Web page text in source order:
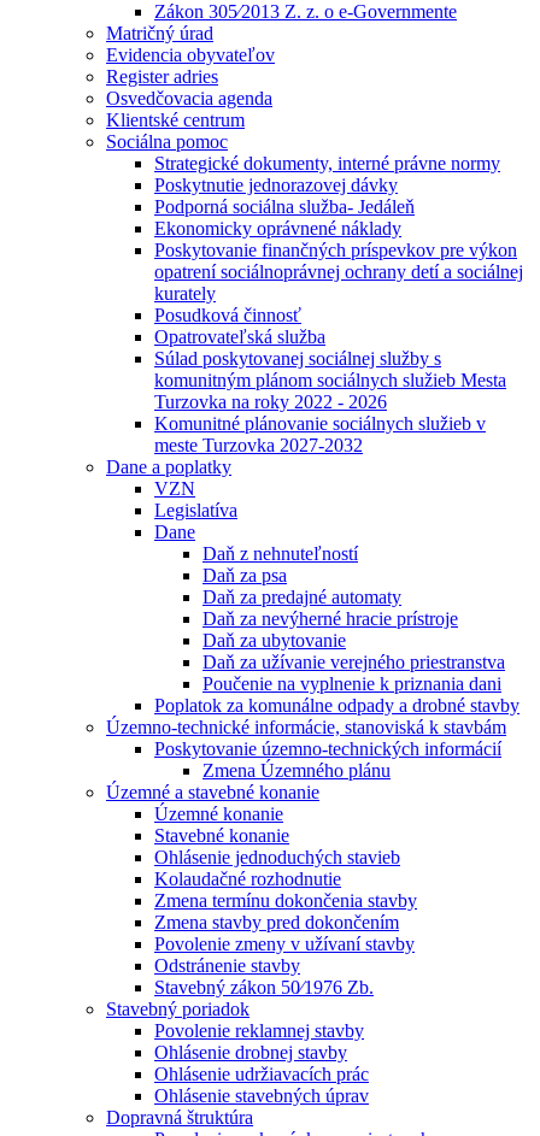
Zákon 305⁄2013 Z. z. o e-Governmente
Matričný úrad
Evidencia obyvateľov
Register adries
Osvedčovacia agenda
Klientské centrum
Sociálna pomoc
Strategické dokumenty, interné právne normy
Poskytnutie jednorazovej dávky
Podporná sociálna služba- Jedáleň
Ekonomicky oprávnené náklady
Poskytovanie finančných príspevkov pre výkon
opatrení sociálnoprávnej ochrany detí a sociálnej
kurately
Posudková činnosť
Opatrovateľská služba
Súlad poskytovanej sociálnej služby s
komunitným plánom sociálnych služieb Mesta
Turzovka na roky 2022 - 2026
Komunitné plánovanie sociálnych služieb v
meste Turzovka 2027-2032
Dane a poplatky
VZN
Legislatíva
Dane
Daň z nehnuteľností
Daň za psa
Daň za predajné automaty
Daň za nevýherné hracie prístroje
Daň za ubytovanie
Daň za užívanie verejného priestranstva
Poučenie na vyplnenie k priznania dani
Poplatok za komunálne odpady a drobné stavby
Územno-technické informácie, stanoviská k stavbám
Poskytovanie územno-technických informácií
Zmena Územného plánu
Územné a stavebné konanie
Územné konanie
Stavebné konanie
Ohlásenie jednoduchých stavieb
Kolaudačné rozhodnutie
Zmena termínu dokončenia stavby
Zmena stavby pred dokončením
Povolenie zmeny v užívaní stavby
Odstránenie stavby
Stavebný zákon 50⁄1976 Zb.
Stavebný poriadok
Povolenie reklamnej stavby
Ohlásenie drobnej stavby
Ohlásenie udržiavacích prác
Ohlásenie stavebných úprav
Dopravná štruktúra